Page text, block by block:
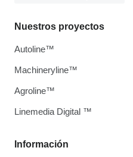
Información
Nuestros proyectos
Autoline™
Machineryline™
Agroline™
Linemedia Digital ™